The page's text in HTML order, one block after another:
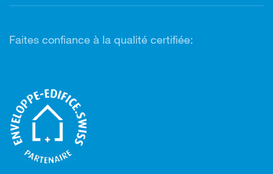
Faites confiance à la qualité certifiée: